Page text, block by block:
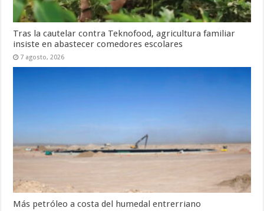
Tras la cautelar contra Teknofood, agricultura familiar
insiste en abastecer comedores escolares
7 agosto, 2026
Más petróleo a costa del humedal entrerriano